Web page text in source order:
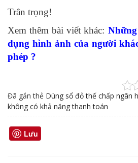
Trân trọng!
Xem thêm bài viết khác:
dụng hình ảnh của người
phép ?
Đã gắn thẻ Dùng sổ đỏ thế chấp ngân
không có khả năng thanh toán
Lưu